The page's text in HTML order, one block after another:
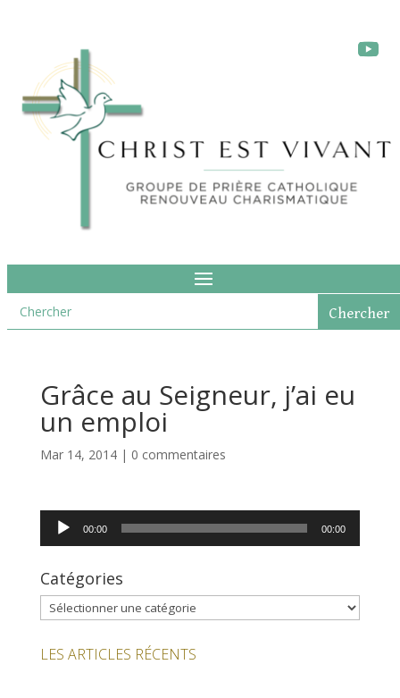
Grâce au Seigneur, j’ai eu
un emploi
Mar 14, 2014| 0 commentaires
Lecteur
00:00 00:00
Catégories
Catégories
LES ARTICLES RÉCENTS